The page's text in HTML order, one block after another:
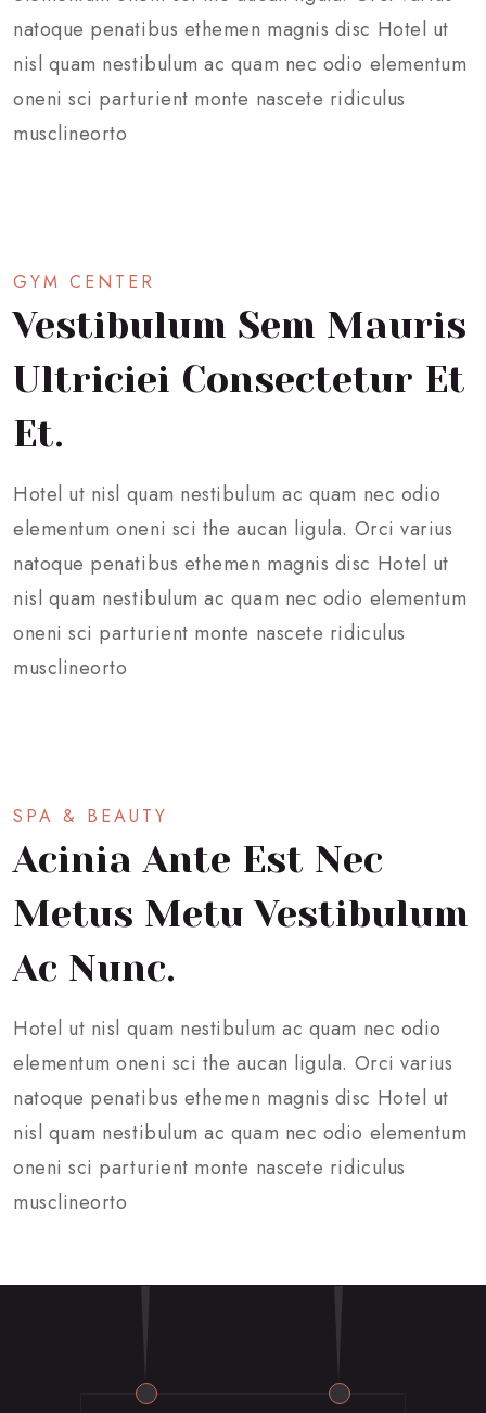
natoque penatibus ethemen magnis disc Hotel ut
nisl quam nestibulum ac quam nec odio elementum
oneni sci parturient monte nascete ridiculus
musclineorto
GYM CENTER
Vestibulum Sem Mauris
Ultriciei Consectetur Et
Et.
Hotel ut nisl quam nestibulum ac quam nec odio
elementum oneni sci the aucan ligula. Orci varius
natoque penatibus ethemen magnis disc Hotel ut
nisl quam nestibulum ac quam nec odio elementum
oneni sci parturient monte nascete ridiculus
musclineorto
SPA & BEAUTY
Acinia Ante Est Nec
Metus Metu Vestibulum
Ac Nunc.
Hotel ut nisl quam nestibulum ac quam nec odio
elementum oneni sci the aucan ligula. Orci varius
natoque penatibus ethemen magnis disc Hotel ut
nisl quam nestibulum ac quam nec odio elementum
oneni sci parturient monte nascete ridiculus
musclineorto